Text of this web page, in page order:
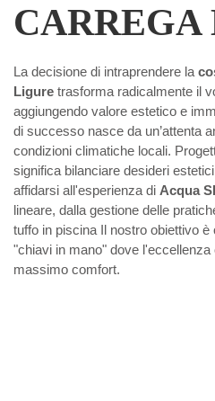
La decisione di intraprendere la
Ligure trasforma radicalmente il
aggiungendo valore estetico e
di successo nasce da un’attenta
condizioni climatiche locali.
significa bilanciare desideri
affidarsi all'esperienza di Acqua
lineare, dalla gestione delle
tuffo in piscina Il nostro obiettivo
"chiavi in mano" dove
massimo comfort.